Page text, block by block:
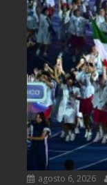
agosto 6, 2026